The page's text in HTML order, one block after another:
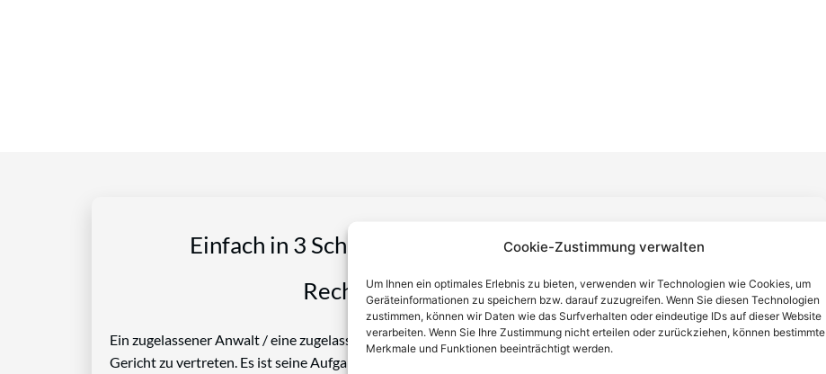
Cookie-Zustimmung verwalten
Um Ihnen ein optimales Erlebnis zu bieten, verwenden wir Technologien wie Cookies, um
Geräteinformationen zu speichern bzw. darauf zuzugreifen. Wenn Sie diesen Technologien
zustimmen, können wir Daten wie das Surfverhalten oder eindeutige IDs auf dieser Website
verarbeiten. Wenn Sie Ihre Zustimmung nicht erteilen oder zurückziehen, können bestimmte
Merkmale und Funktionen beeinträchtigt werden.
Einfach in 3 Schritten einen Anwalt finden, der auf Ihr
Rechtsproblem spezialisiert ist
Ein zugelassener Anwalt / eine zugelassen Anwältin ist dafür da, über Rechtsfragen zu beraten und Klienten vor
Gericht zu vertreten. Es ist seine Aufgabe, Dienstleistungen im Bereich der Rechtsberatung zu erbringen und